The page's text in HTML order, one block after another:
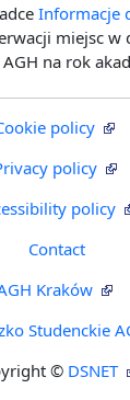
Informacje
miejsc w
na rok
policy
policy
policy
Contact
Kraków
Studenckie
© DSNET